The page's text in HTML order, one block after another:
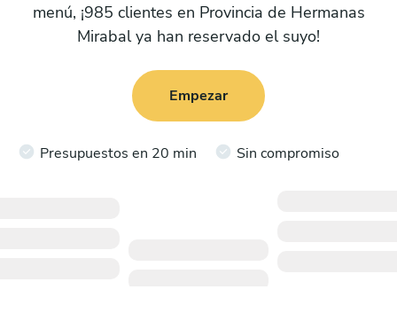
menú, ¡985 clientes en Provincia de Hermanas
Mirabal ya han reservado el suyo!
Empezar
Presupuestos en 20 min Sin compromiso